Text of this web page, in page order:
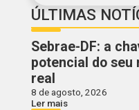
ÚLTIMAS
Sebrae-DF: a
potencial do seu
real
8 de agosto, 2026
Ler mais